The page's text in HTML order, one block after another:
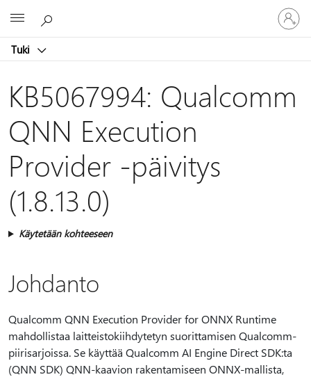
Tuki
Kirjaudu
sisään
tilille
KB5067994: Qualcomm
QNN Execution
Provider -päivitys
(1.8.13.0)
Käytetään kohteeseen
Johdanto
Qualcomm QNN Execution Provider for ONNX Runtime
mahdollistaa laitteistokiihdytetyn suorittamisen Qualcomm-
piirisarjoissa. Se käyttää Qualcomm AI Engine Direct SDK:ta
(QNN SDK) QNN-kaavion rakentamiseen ONNX-mallista,